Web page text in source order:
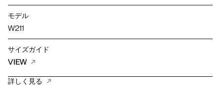
モデル
W211
サイズガイド
VIEW
詳しく見る